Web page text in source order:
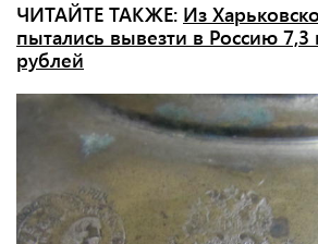
ЧИТАЙТЕ ТАКЖЕ: Из
пытались вывезти в Россию
рублей